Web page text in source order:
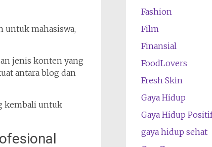
untuk mahasiswa,
jenis konten yang
antara blog dan
kembali untuk
Fashion
Film
Finansial
FoodLovers
Fresh Skin
Gaya Hidup
Gaya Hidup
gaya hidup sehat